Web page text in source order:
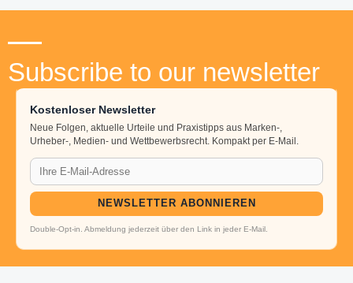
Subscribe to our newsletter
Kostenloser Newsletter
Neue Folgen, aktuelle Urteile und Praxistipps aus Marken-,
Urheber-, Medien- und Wettbewerbsrecht. Kompakt per E-Mail.
NEWSLETTER ABONNIEREN
Double-Opt-in. Abmeldung jederzeit über den Link in jeder E-Mail.